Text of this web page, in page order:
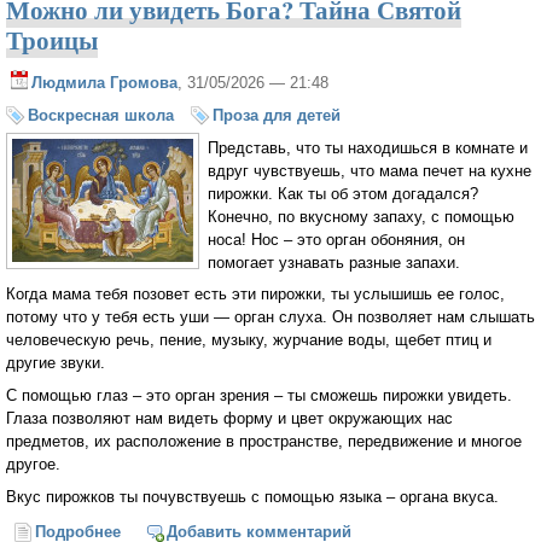
Можно ли увидеть Бога? Тайна Святой
Троицы
Людмила Громова, 31/05/2026 — 21:48
Воскресная школа
Проза для детей
Представь, что ты находишься в комнате и
вдруг чувствуешь, что мама печет на кухне
пирожки. Как ты об этом догадался?
Конечно, по вкусному запаху, с помощью
носа! Нос – это орган обоняния, он
помогает узнавать разные запахи.
Когда мама тебя позовет есть эти пирожки, ты услышишь ее голос,
потому что у тебя есть уши — орган слуха. Он позволяет нам слышать
человеческую речь, пение, музыку, журчание воды, щебет птиц и
другие звуки.
С помощью глаз – это орган зрения – ты сможешь пирожки увидеть.
Глаза позволяют нам видеть форму и цвет окружающих нас
предметов, их расположение в пространстве, передвижение и многое
другое.
Вкус пирожков ты почувствуешь с помощью языка – органа вкуса.
Подробнее о Можно ли увидеть Бога? Тайна Святой Троицы
Добавить комментарий